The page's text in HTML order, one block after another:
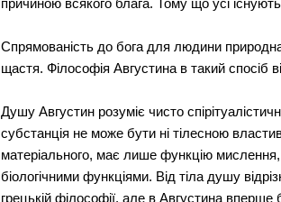
причиною всякого блага. Тому що усі
Спрямованість до бога для людини
щастя. Філософія Августина в такий спосіб
Душу Августин розуміє чисто
субстанція не може бути ні тілесною
матеріального, має лише функцію мислення,
біологічними функціями. Від тіла душу
грецькій філософії, але в Августина